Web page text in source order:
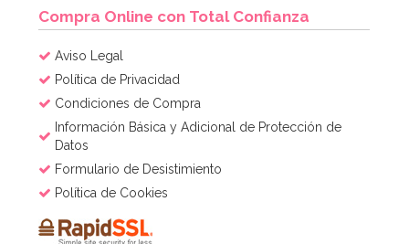
AÑADIR
Compra Online con Total Confianza
Aviso Legal
Política de Privacidad
Condiciones de Compra
Información Básica y Adicional de Protección de
Datos
Formulario de Desistimiento
Política de Cookies